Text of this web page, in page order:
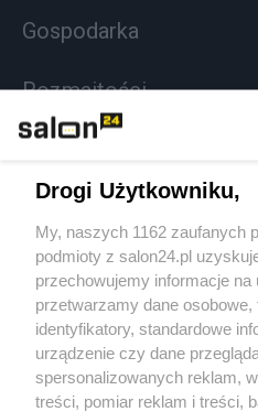
Gospodarka
Rozmaitości
Sport
Społeczeństwo
Kultura
Drogi Użytkowniku,
My, naszych 1162 zaufanych
podmioty z salon24.pl
przechowujemy informacje na
przetwarzamy dane osobowe,
identyfikatory, standardowe
urządzenie czy dane
spersonalizowanych reklam,
treści, pomiar reklam i treści,